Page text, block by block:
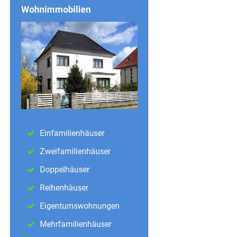
Wohnimmobilien
Einfamilienhäuser
Zweifamilienhäuser
Doppelhäuser
Reihenhäuser
Eigentumswohnungen
Mehrfamilienhäuser